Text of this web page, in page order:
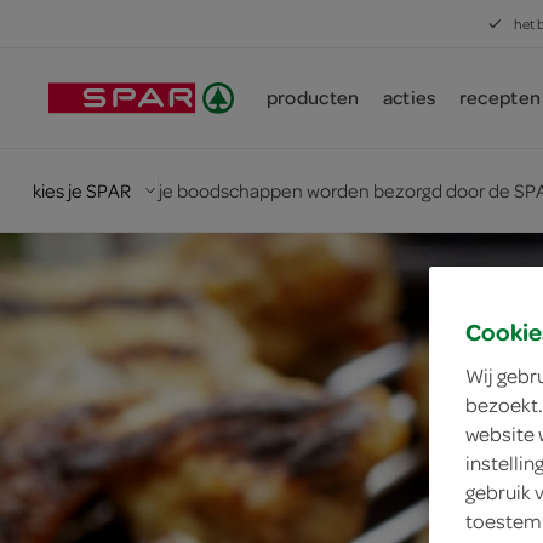
het
producten acties recepten
kies je SPAR je boodschappen worden bezorgd door de
Wij
website
gebruik